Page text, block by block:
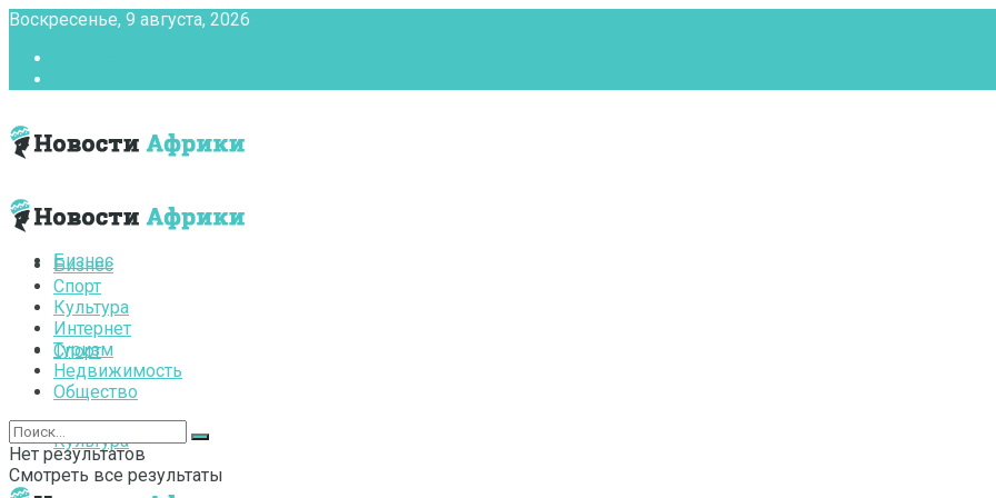
Воскресенье, 9 августа, 2026
Бизнес
Спорт
Культура
Бизнес
Спорт
Культура
Интернет
Туризм
Недвижимость
Общество
Нет результатов
Смотреть все результаты